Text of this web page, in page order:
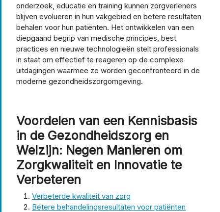
onderzoek, educatie en training kunnen zorgverleners
blijven evolueren in hun vakgebied en betere resultaten
behalen voor hun patiënten. Het ontwikkelen van een
diepgaand begrip van medische principes, best
practices en nieuwe technologieën stelt professionals
in staat om effectief te reageren op de complexe
uitdagingen waarmee ze worden geconfronteerd in de
moderne gezondheidszorgomgeving.
Voordelen van een Kennisbasis
in de Gezondheidszorg en
Welzijn: Negen Manieren om
Zorgkwaliteit en Innovatie te
Verbeteren
Verbeterde kwaliteit van zorg
Betere behandelingsresultaten voor patiënten